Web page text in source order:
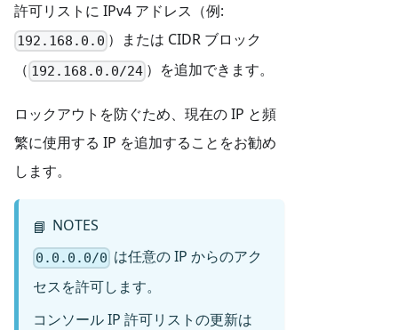
許可リストに IPv4 アドレス（例:
192.168.0.0 ）または CIDR ブロック
（ 192.168.0.0/24 ）を追加できます。
ロックアウトを防ぐため、現在の IP と頻
繁に使用する IP を追加することをお勧め
します。
📘 NOTES
0.0.0.0/0 は任意の IP からのアク
セスを許可します。
コンソール IP 許可リストの更新は